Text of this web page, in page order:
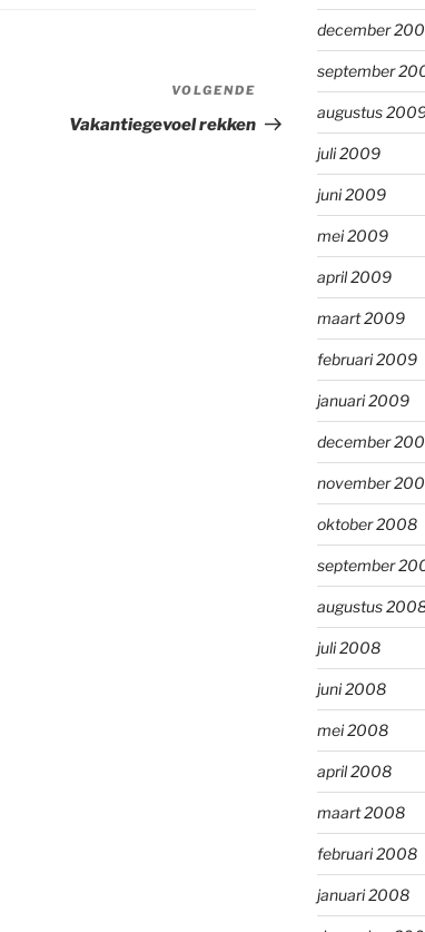
Volgend
bericht
VOLGENDE
Vakantiegevoel rekken
december
september
augustus
juli 2009
juni 2009
mei 2009
april 2009
maart 2009
februari 2009
januari 2009
december
november
oktober 2008
september
augustus
juli 2008
juni 2008
mei 2008
april 2008
maart 2008
februari 2008
januari 2008